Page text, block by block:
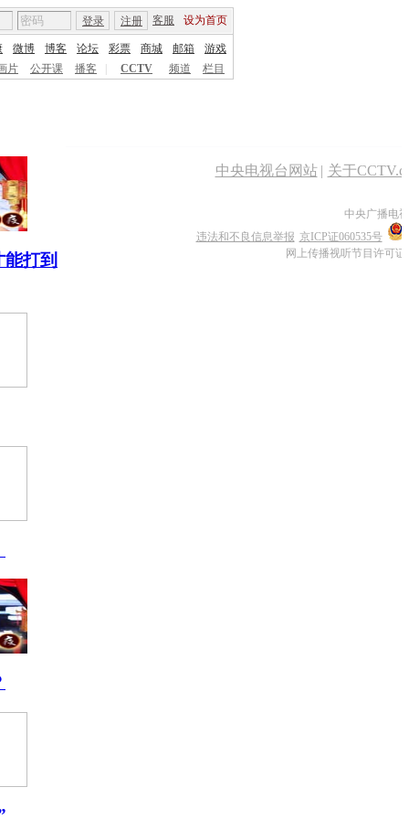
客服 设为首页
登录 注册
微博 博客 论坛 彩票 商城 邮箱
游戏
片
公开课 播客 CCTV 频道 栏目
打到
中央电视台网站 | 关于
中央广播电
违法和不良信息举报 京ICP证060535号
网上传播视听节目许可